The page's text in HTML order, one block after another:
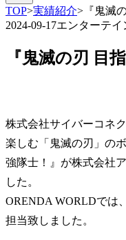
TOP>実績紹介> 『鬼滅
2024-09-17エンターテイ
『鬼滅の刃 目
株式会社サイバーコネ
楽しむ「鬼滅の刃」の
強隊士！』が株式会社
した。
ORENDA WORLDでは
担当致しました。